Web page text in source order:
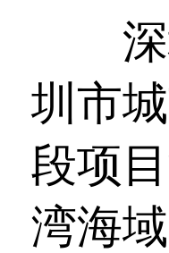
深圳
圳市
段项
湾海